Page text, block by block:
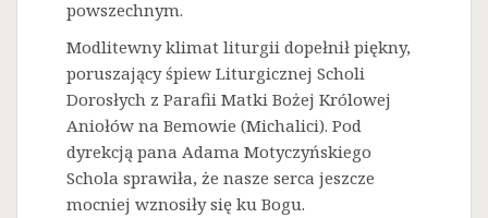
powszechnym.
Modlitewny klimat liturgii dopełnił piękny,
poruszający śpiew Liturgicznej Scholi
Dorosłych z Parafii Matki Bożej Królowej
Aniołów na Bemowie (Michalici). Pod
dyrekcją pana Adama Motyczyńskiego
Schola sprawiła, że nasze serca jeszcze
mocniej wznosiły się ku Bogu.